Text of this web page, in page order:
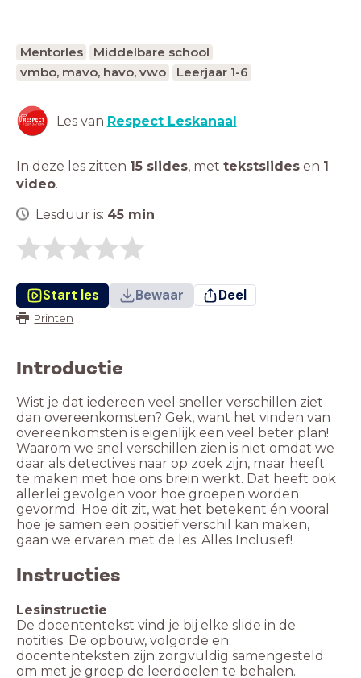
Mentorles
Middelbare school
vmbo, mavo, havo, vwo
Leerjaar 1-6
Les van Respect Leskanaal
In deze les zitten 15 slides, met tekstslides en 1
video.
Lesduur is: 45 min
Start les Bewaar Deel
Printen
Introductie
Wist je dat iedereen veel sneller verschillen ziet
dan overeenkomsten? Gek, want het vinden van
overeenkomsten is eigenlijk een veel beter plan!
Waarom we snel verschillen zien is niet omdat we
daar als detectives naar op zoek zijn, maar heeft
te maken met hoe ons brein werkt. Dat heeft ook
allerlei gevolgen voor hoe groepen worden
gevormd. Hoe dit zit, wat het betekent én vooral
hoe je samen een positief verschil kan maken,
Instructies
De docententekst vind je bij elke slide in de
notities. De opbouw, volgorde en
docententeksten zijn zorgvuldig samengesteld